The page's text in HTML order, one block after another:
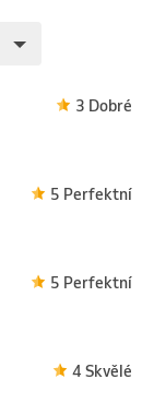
3 Dobré
5 Perfektní
5 Perfektní
4 Skvělé